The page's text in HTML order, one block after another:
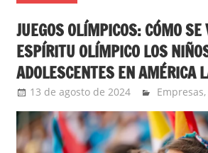
JUEGOS OLÍMPICOS: CÓMO SE
ESPÍRITU OLÍMPICO LOS
ADOLESCENTES EN AMÉRICA
13 de agosto de 2024 Ernesto
Empresas,